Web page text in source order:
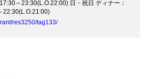
に隣接するバーにはスタンダードカクテルから
ルカクテルまで豊富にご用意しております。
のみならず、バーのみご利用も可能です。 ★
～23:30(L.O.22:00) 日・祝日 ディナー：
22:30(L.O.21:00)
res3250/tag133/